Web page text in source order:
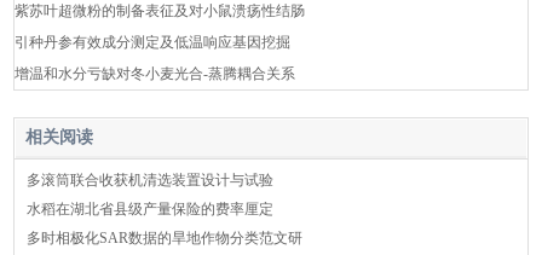
紫苏叶超微粉的制备表征及对小鼠溃疡性结肠
引种丹参有效成分测定及低温响应基因挖掘
增温和水分亏缺对冬小麦光合-蒸腾耦合关系
相关阅读
多滚筒联合收获机清选装置设计与试验
水稻在湖北省县级产量保险的费率厘定
多时相极化SAR数据的旱地作物分类范文研